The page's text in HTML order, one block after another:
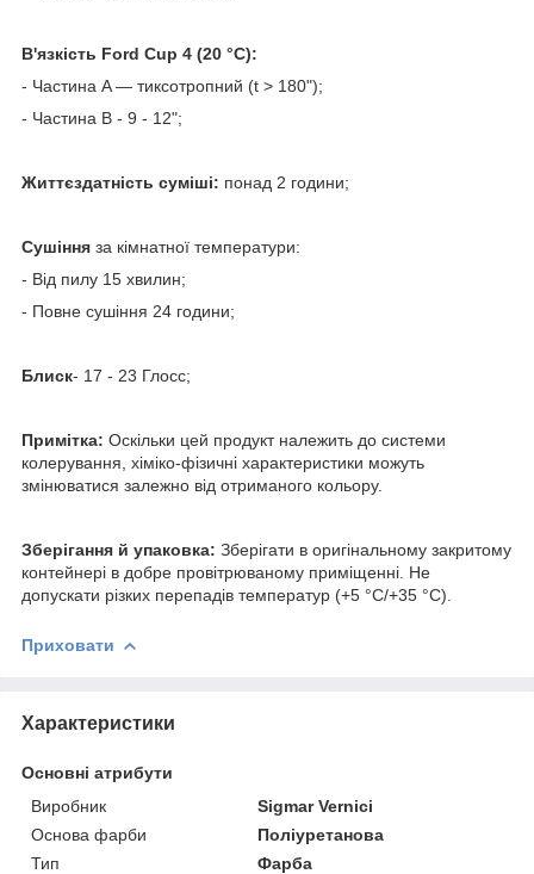
В'язкість Ford Cup 4 (20 °C):
- Частина A — тиксотропний (t > 180");
- Частина B - 9 - 12";
Життєздатність суміші: понад 2 години;
Сушіння за кімнатної температури:
- Від пилу 15 хвилин;
- Повне сушіння 24 години;
Блиск- 17 - 23 Глосс;
Примітка: Оскільки цей продукт належить до системи
колерування, хіміко-фізичні характеристики можуть
змінюватися залежно від отриманого кольору.
Зберігання й упаковка: Зберігати в оригінальному закритому
контейнері в добре провітрюваному приміщенні. Не
допускати різких перепадів температур (+5 °C/+35 °C).
Приховати
Характеристики
Основні атрибути
Виробник
Sigmar Vernici
Основа фарби
Поліуретанова
Тип
Фарба